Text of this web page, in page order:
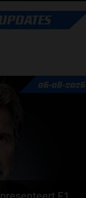
coureurs wisten
nog één...
06-08-2026